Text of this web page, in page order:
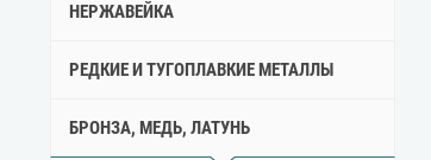
НЕРЖАВЕЙКА
РЕДКИЕ И ТУГОПЛАВКИЕ МЕТАЛЛЫ
БРОНЗА, МЕДЬ, ЛАТУНЬ